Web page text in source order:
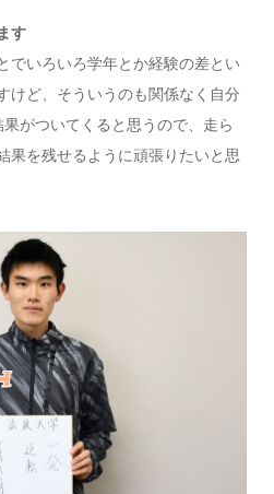
す
でいろいろ学年とか経験の差とい
けど、そういうのも関係なく自分
がついてくると思うので、走ら
果を残せるように頑張りたいと思